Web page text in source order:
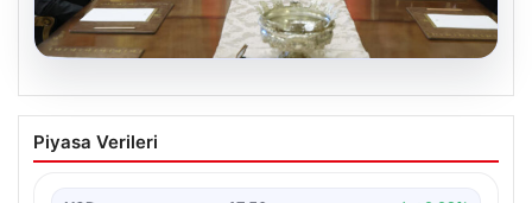
Türk Hava Kuvvetleri’nde Tarih Yazan
Kadınlar: Özlem Karapınar ve Alper
Piyasa Verileri